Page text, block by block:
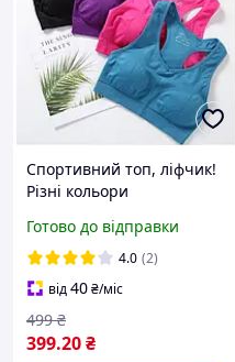
Спортивний топ, ліфчик!
Різні кольори
Готово до відправки
4.0 (2)
від40₴/міс
399.20₴
499 ₴